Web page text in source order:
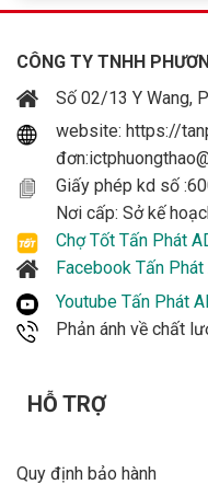
Bảo hành
Tình trạng
Xuất xứ
CÔNG TY TNHH
Số 02/13 Y Wang,
website: https://
Giấy phép kd số
Nơi cấp: Sở kế
Chợ Tốt Tấn Phát
Facebook Tấn Phát
Youtube Tấn Phát
Phản ánh về chất
HỖ TRỢ
Quy định bảo hành